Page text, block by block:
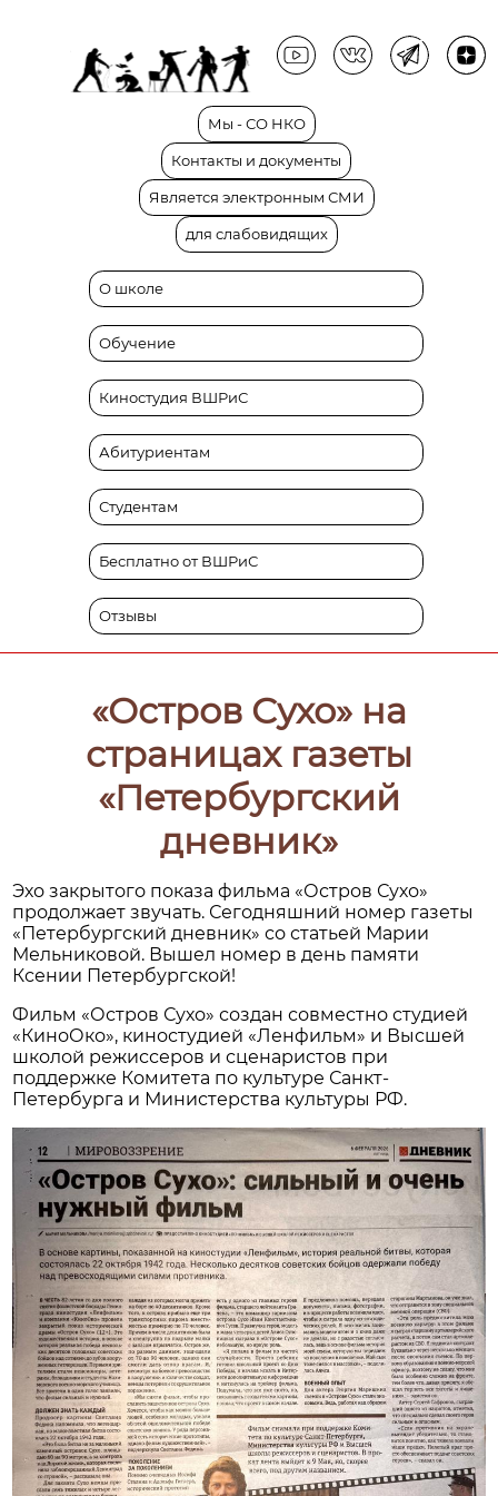
Мы - СО НКО
Контакты и документы
Является электронным СМИ
для слабовидящих
О школе
Обучение
Киностудия ВШРиС
Абитуриентам
Студентам
Бесплатно от ВШРиС
Отзывы
«Остров Сухо» на
страницах газеты
«Петербургский
дневник»
Эхо закрытого показа фильма «Остров Сухо»
продолжает звучать. Сегодняшний номер газеты
«Петербургский дневник» со статьей Марии
Мельниковой. Вышел номер в день памяти
Ксении Петербургской!
Фильм «Остров Сухо» создан совместно студией
«КиноОко», киностудией «Ленфильм» и Высшей
школой режиссеров и сценаристов при
поддержке Комитета по культуре Санкт-
Петербурга и Министерства культуры РФ.